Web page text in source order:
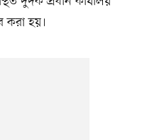
করা হয়।